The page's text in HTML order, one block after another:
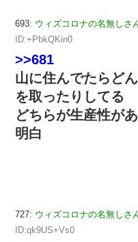
693: ウィズコロナの名無しさ
ID:+PbkQKin0
>>681
山に住んでたらど
を取ったりしてる
どちらが生産性が
明白
727: ウィズコロナの名無しさ
ID:qk9US+Vs0